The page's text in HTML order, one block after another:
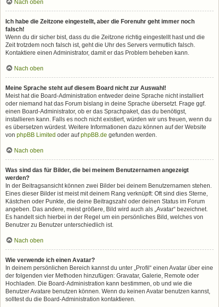
Nach oben
Ich habe die Zeitzone eingestellt, aber die Forenuhr geht immer noch
falsch!
Wenn du dir sicher bist, dass du die Zeitzone richtig eingestellt hast und die
Zeit trotzdem noch falsch ist, geht die Uhr des Servers vermutlich falsch.
Kontaktiere einen Administrator, damit er das Problem beheben kann.
Nach oben
Meine Sprache steht auf diesem Board nicht zur Auswahl!
Meist hat die Board-Administration entweder deine Sprache nicht installiert
oder niemand hat das Forum bislang in deine Sprache übersetzt. Frage ggf.
einen Board-Administrator, ob er das Sprachpaket, das du benötigst,
installieren kann. Falls es noch nicht existiert, würden wir uns freuen, wenn du
es übersetzen würdest. Weitere Informationen dazu können auf der Website
von phpBB Limited oder aufphpBB.de gefunden werden.
Nach oben
Was sind das für Bilder, die bei meinem Benutzernamen angezeigt
werden?
In der Beitragsansicht können zwei Bilder bei deinem Benutzernamen stehen.
Eines dieser Bilder ist meist mit deinem Rang verknüpft: Oft sind dies Sterne,
Kästchen oder Punkte, die deine Beitragszahl oder deinen Status im Forum
angeben. Das andere, meist größere, Bild wird auch als „Avatar“ bezeichnet.
Es handelt sich hierbei in der Regel um ein persönliches Bild, welches von
Benutzer zu Benutzer unterschiedlich ist.
Nach oben
Wie verwende ich einen Avatar?
In deinem persönlichen Bereich kannst du unter „Profil“ einen Avatar über eine
der folgenden vier Methoden hinzufügen: Gravatar, Galerie, Remote oder
Hochladen. Die Board-Administration kann bestimmen, ob und wie die
Benutzer Avatare benutzen können. Wenn du keinen Avatar benutzen kannst,
solltest du die Board-Administration kontaktieren.